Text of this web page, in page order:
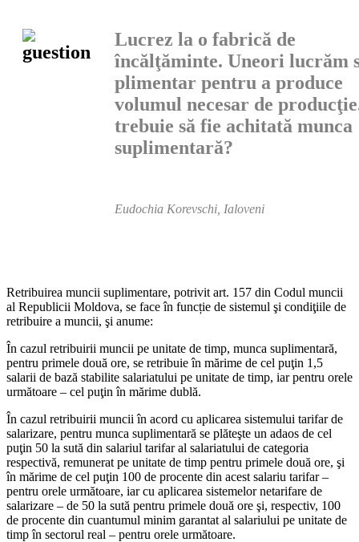
Lucrez la o fabrică de
încălţăminte. Uneori lucrăm
plimentar pentru a produce
volumul necesar de
trebuie să fie achitată munca
suplimentară?
Eudochia Korevschi, Ialoveni
Retribuirea muncii suplimentare, potrivit art. 157 din Codul muncii
al Republicii Moldova, se face în funcție de sistemul şi con­diţiile de
retribuire a muncii, şi anume:
În cazul retribuirii muncii pe unitate de timp, munca suplimen­tară,
pentru primele două ore, se retribuie în mărime de cel puţin 1,5
salarii de bază stabilite salariatului pe unitate de timp, iar pen­tru orele
următoare – cel puţin în mărime dublă.
În cazul retribuirii muncii în acord cu aplicarea sistemului tari­far de
salarizare, pentru munca suplimentară se plăteşte un adaos de cel
puţin 50 la sută din salariul tarifar al salariatului de categoria
respectivă, remunerat pe unitate de timp pentru primele două ore, şi
în mărime de cel puţin 100 de procente din acest salariu tarifar –
pentru orele următoare, iar cu aplicarea sistemelor netarifare de
salarizare – de 50 la sută pentru primele două ore şi, respectiv, 100
de procente din cuantumul minim garantat al salariului pe unitate de
timp în sectorul real – pentru orele următoare.